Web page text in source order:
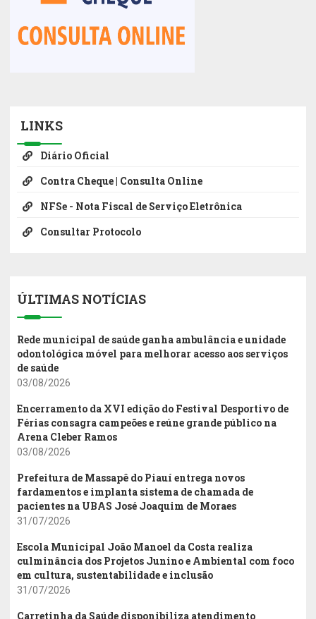
LINKS
Diário Oficial
Contra Cheque | Consulta Online
NFSe - Nota Fiscal de Serviço Eletrônica
Consultar Protocolo
ÚLTIMAS NOTÍCIAS
Rede municipal de saúde ganha ambulância e unidade
odontológica móvel para melhorar acesso aos serviços
de saúde
03/08/2026
Encerramento da XVI edição do Festival Desportivo de
Férias consagra campeões e reúne grande público na
Arena Cleber Ramos
03/08/2026
Prefeitura de Massapê do Piauí entrega novos
fardamentos e implanta sistema de chamada de
pacientes na UBAS José Joaquim de Moraes
31/07/2026
Escola Municipal João Manoel da Costa realiza
culminância dos Projetos Junino e Ambiental com foco
em cultura, sustentabilidade e inclusão
31/07/2026
Carretinha da Saúde disponibiliza atendimento